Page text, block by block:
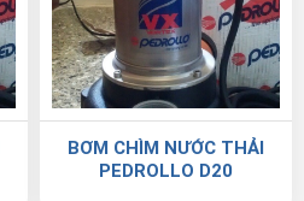
BƠM CHÌM NƯỚC THẢI
PEDROLLO D20